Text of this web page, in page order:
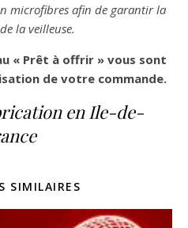
microfibres afin de garantir la
la veilleuse.
« Prêt à offrir » vous sont
de votre commande.
en Ile-de-
SIMILAIRES